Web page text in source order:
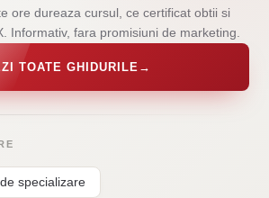
ore dureaza cursul, ce certificat obtii si
Informativ, fara promisiuni de marketing.
TOATE GHIDURILE →
specializare